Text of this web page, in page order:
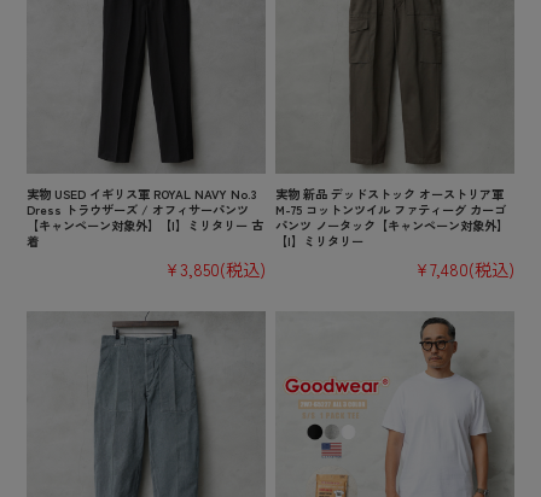
実物 USED イギリス軍 ROYAL NAVY No.3
Dress トラウザーズ / オフィサーパンツ
【キャンペーン対象外】【I】ミリタリー 古
着
¥3,850(税込)
実物 新品 デッドストック オーストリア軍
M-75 コットンツイル ファティーグ カーゴ
パンツ ノータック【キャンペーン対象外】
【I】ミリタリー
¥7,480(税込)